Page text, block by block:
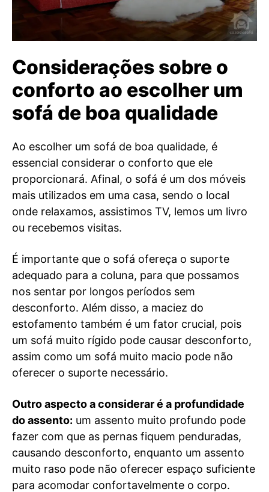
Considerações sobre o
conforto ao escolher um
sofá de boa qualidade
Ao escolher um sofá de boa qualidade, é
essencial considerar o conforto que ele
proporcionará. Afinal, o sofá é um dos móveis
mais utilizados em uma casa, sendo o local
onde relaxamos, assistimos TV, lemos um livro
ou recebemos visitas.
É importante que o sofá ofereça o suporte
adequado para a coluna, para que possamos
nos sentar por longos períodos sem
desconforto. Além disso, a maciez do
estofamento também é um fator crucial, pois
um sofá muito rígido pode causar desconforto,
assim como um sofá muito macio pode não
oferecer o suporte necessário.
Outro aspecto a considerar é a profundidade
do assento: um assento muito profundo pode
fazer com que as pernas fiquem penduradas,
causando desconforto, enquanto um assento
muito raso pode não oferecer espaço suficiente
para acomodar confortavelmente o corpo.